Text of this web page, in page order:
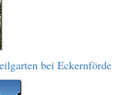
bei Eckernförde